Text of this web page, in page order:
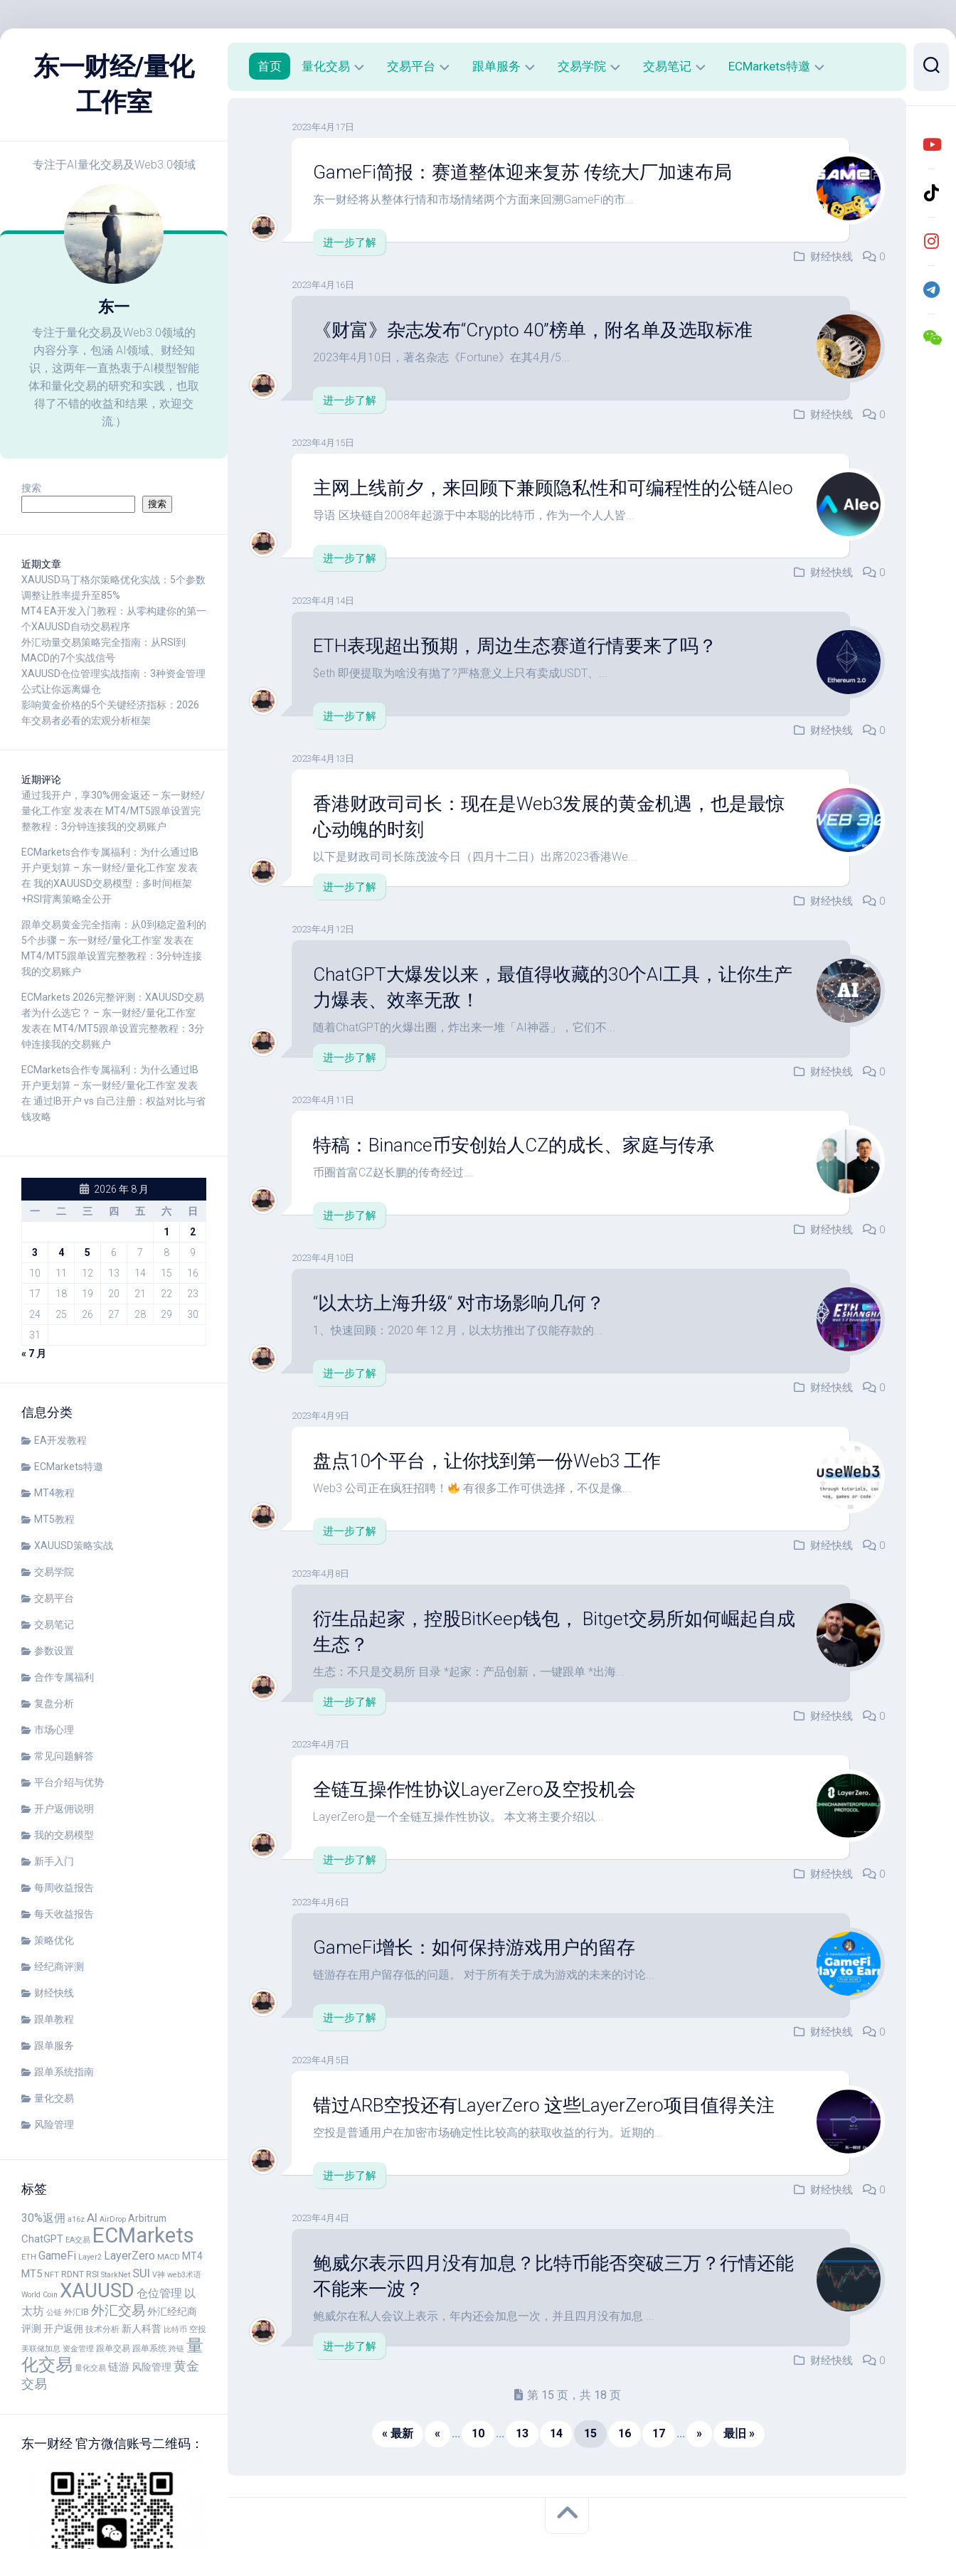
跳
东一财经/量化
工作室
专注于AI量化交易及Web3.0领域
东一
专注于量化交易及Web3.0领域的
内容分享，包涵 AI领域、财经知
识，这两年一直热衷于AI模型智能
体和量化交易的研究和实践，也取
得了不错的收益和结果，欢迎交
流:）
搜索
搜索
近期文章
XAUUSD马丁格尔策略优化实战：5个参数
调整让胜率提升至85%
MT4 EA开发入门教程：从零构建你的第一
个XAUUSD自动交易程序
外汇动量交易策略完全指南：从RSI到
MACD的7个实战信号
XAUUSD仓位管理实战指南：3种资金管理
公式让你远离爆仓
影响黄金价格的5个关键经济指标：2026
年交易者必看的宏观分析框架
近期评论
通过我开户，享30%佣金返还 – 东一财经/
量化工作室 发表在 MT4/MT5跟单设置完
整教程：3分钟连接我的交易账户
ECMarkets合作专属福利：为什么通过IB
开户更划算 – 东一财经/量化工作室 发表
在 我的XAUUSD交易模型：多时间框架
+RSI背离策略全公开
跟单交易黄金完全指南：从0到稳定盈利的
5个步骤 – 东一财经/量化工作室 发表在
MT4/MT5跟单设置完整教程：3分钟连接
我的交易账户
ECMarkets 2026完整评测：XAUUSD交易
者为什么选它？ – 东一财经/量化工作室
发表在 MT4/MT5跟单设置完整教程：3分
钟连接我的交易账户
ECMarkets合作专属福利：为什么通过IB
开户更划算 – 东一财经/量化工作室 发表
在 通过IB开户 vs 自己注册：权益对比与省
钱攻略
2026 年 8 月
一
二 三 四 五 六
日
1
2
3
4 5 6 7 8
9
10
11 12 13 14 15
16
17
18 19 20 21 22
23
24
25 26 27 28 29
30
31
« 7 月
信息分类
EA开发教程
ECMarkets特邀
MT4教程
MT5教程
XAUUSD策略实战
交易学院
交易平台
交易笔记
参数设置
合作专属福利
复盘分析
市场心理
常见问题解答
平台介绍与优势
开户返佣说明
我的交易模型
新手入门
每周收益报告
每天收益报告
策略优化
经纪商评测
财经快线
跟单教程
跟单服务
跟单系统指南
量化交易
风险管理
标签
30%返佣 a16z AI AirDrop Arbitrum
ChatGPT EA交易 ECMarkets
ETH GameFi Layer2 LayerZero MACD MT4
MT5 NFT RDNT RSI StarkNet SUI V神 web3术语
World Coin XAUUSD 仓位管理 以
太坊 公链 外汇IB 外汇交易 外汇经纪商
评测 开户返佣 技术分析 新人科普 比特币 空投
美联储加息 资金管理 跟单交易 跟单系统 跨链 量
化交易 量化交易 链游 风险管理 黄金
交易
东一财经 官方微信账号二维码：
首页 量化交易
策
战
EA
发
教
策
回
据
分
交易平台
MT5
程
纪
跟单服务
易
模
系
单
程
数
交易学院
门
险
交易笔记
益
报
收
盘
ECMarkets特邀
户
合
利
解
答
博
2023年4月17日
GameFi简报：赛道整体迎来复苏 传统大厂加速布局
东一财经将从整体行情和市场情绪两个方面来回溯GameFi的市...
进一步了解
财经快线
0
2023年4月16日
《财富》杂志发布“Crypto 40”榜单，附名单及选取标准
2023年4月10日，著名杂志《Fortune》在其4月/5...
进一步了解
财经快线
0
2023年4月15日
主网上线前夕，来回顾下兼顾隐私性和可编程性的公链Aleo
导语 区块链自2008年起源于中本聪的比特币，作为一个人人皆...
进一步了解
财经快线
0
2023年4月14日
ETH表现超出预期，周边生态赛道行情要来了吗？
$eth 即便提取为啥没有抛了?严格意义上只有卖成USDT、...
进一步了解
财经快线
0
2023年4月13日
香港财政司司长：现在是Web3发展的黄金机遇，也是最惊
心动魄的时刻
以下是财政司司长陈茂波今日（四月十二日）出席2023香港We...
进一步了解
财经快线
0
2023年4月12日
ChatGPT大爆发以来，最值得收藏的30个AI工具，让你生产
力爆表、效率无敌！
随着ChatGPT的火爆出圈，炸出来一堆「AI神器」，它们不...
进一步了解
财经快线
0
2023年4月11日
特稿：Binance币安创始人CZ的成长、家庭与传承
币圈首富CZ赵长鹏的传奇经过….
进一步了解
财经快线
0
2023年4月10日
“以太坊上海升级“ 对市场影响几何？
1、快速回顾：2020 年 12 月，以太坊推出了仅能存款的...
进一步了解
财经快线
0
2023年4月9日
盘点10个平台，让你找到第一份Web3 工作
Web3 公司正在疯狂招聘！ 有很多工作可供选择，不仅是像...
进一步了解
财经快线
0
2023年4月8日
衍生品起家，控股BitKeep钱包， Bitget交易所如何崛起自成
生态？
生态：不只是交易所 目录 *起家：产品创新，一键跟单 *出海...
进一步了解
财经快线
0
2023年4月7日
全链互操作性协议LayerZero及空投机会
LayerZero是一个全链互操作性协议。 本文将主要介绍以...
进一步了解
财经快线
0
2023年4月6日
GameFi增长：如何保持游戏用户的留存
链游存在用户留存低的问题。 对于所有关于成为游戏的未来的讨论...
进一步了解
财经快线
0
2023年4月5日
错过ARB空投还有LayerZero 这些LayerZero项目值得关注
空投是普通用户在加密市场确定性比较高的获取收益的行为。近期的...
进一步了解
财经快线
0
2023年4月4日
鲍威尔表示四月没有加息？比特币能否突破三万？行情还能
不能来一波？
鲍威尔在私人会议上表示，年内还会加息一次，并且四月没有加息 ...
进一步了解
财经快线
0
第 15 页，共 18 页
« 最新 « ... 10 ... 13 14 15 16 17 ... » 最旧 »